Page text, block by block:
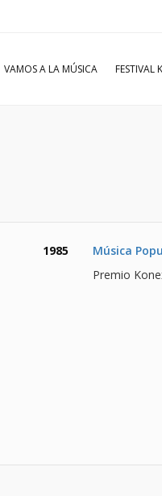
VAMOS A LA MÚSICA FESTIVAL
1985
Música
Premio